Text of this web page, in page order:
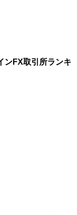
ンFX取引所ランキ